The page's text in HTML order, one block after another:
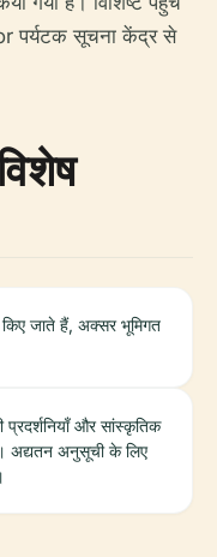
पर्यटक सूचना केंद्र से
जाते हैं, अक्सर भूमिगत
प्रदर्शनियाँ और सांस्कृतिक
अद्यतन अनुसूची के लिए